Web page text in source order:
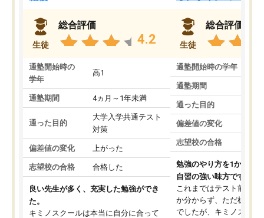
生徒
総合評価
4.2
通塾開始時の
学年
高1
通塾期間 4ヵ月～1年未満
通った目的
大学入学共通テスト
対策
偏差値の変化 上がった
志望校の合格 合格した
良い先生が多く、充実した勉強ができ
た。
キミノスクールは本当に自分に合って
生徒
総合評価
通塾開始時の学年
通塾期間
通った目的
偏差値の変化
志望校の合格
勉強のやり方を1から教
自習の強い味方です。
これまではテスト前に何
か分からず、ただ机に座
でしたが、キミノスクー